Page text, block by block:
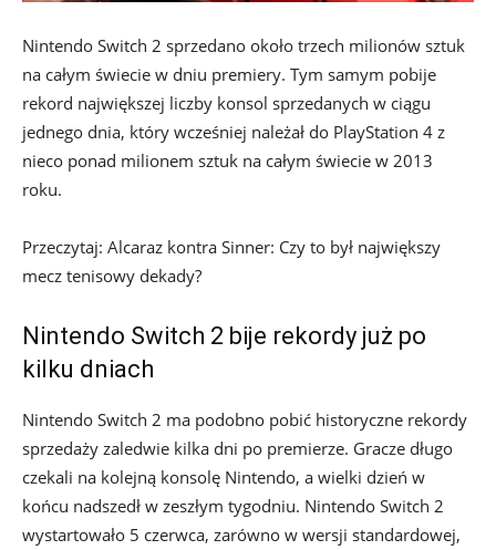
Nintendo Switch 2 sprzedano około trzech milionów sztuk
na całym świecie w dniu premiery. Tym samym pobije
rekord największej liczby konsol sprzedanych w ciągu
jednego dnia, który wcześniej należał do PlayStation 4 z
nieco ponad milionem sztuk na całym świecie w 2013
roku.
Przeczytaj: Alcaraz kontra Sinner: Czy to był największy
mecz tenisowy dekady?
Nintendo Switch 2 bije rekordy już po
kilku dniach
Nintendo Switch 2 ma podobno pobić historyczne rekordy
sprzedaży zaledwie kilka dni po premierze. Gracze długo
czekali na kolejną konsolę Nintendo, a wielki dzień w
końcu nadszedł w zeszłym tygodniu. Nintendo Switch 2
wystartowało 5 czerwca, zarówno w wersji standardowej,